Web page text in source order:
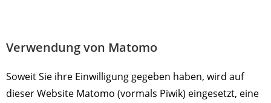
Verwendung von Matomo
Soweit Sie ihre Einwilligung gegeben haben, wird auf
dieser Website Matomo (vormals Piwik) eingesetzt, eine